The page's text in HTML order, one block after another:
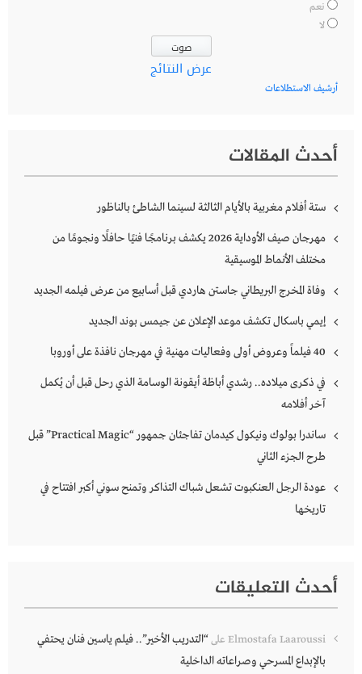
نعم
لا
عرض النتائج
أرشيف الاستطلاعات
أحدث المقالات
ستة أفلام مغربية بالأيام الثالثة لسينما الشاطئ بالناظور
مهرجان صيف الأوداية 2026 يكشف برنامجًا فنيًا حافلًا ونجومًا من
مختلف الأنماط الموسيقية
وفاة المخرج البريطاني جاستن هاردي قبل أسابيع من عرض فيلمه الجديد
إيمي باسكال تكشف موعد الإعلان عن جيمس بوند الجديد
40 فيلماً وعروض أولى وفعاليات مهنية في مهرجان نافذة على أوروبا
في ذكرى ميلاده.. رشدي أباظة أيقونة الوسامة الذي رحل قبل أن يُكمل
آخر أفلامه
ساندرا بولوك ونيكول كيدمان تفاجئان جمهور “Practical Magic” قبل
طرح الجزء الثاني
عودة الرجل العنكبوت تشعل شباك التذاكر وتمنح سوني أكبر افتتاح في
تاريخها
أحدث التعليقات
Elmostafa Laaroussi على“التدريب الأخير”.. فيلم ياسين فنان يحتفي
بالإبداع المسرحي وصراعاته الداخلية